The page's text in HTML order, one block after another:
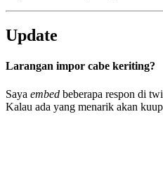
Update
Larangan impor cabe keriting?
Saya embed beberapa respon di
Kalau ada yang menarik akan